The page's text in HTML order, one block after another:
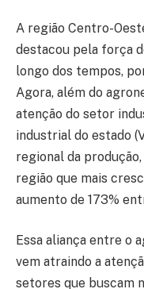
A região Centro-
destacou pela força
longo dos tempos,
Agora, além do
atenção do setor
industrial do estado
regional da
região que mais
aumento de 173%
Essa aliança entre o
vem atraindo a
setores que buscam